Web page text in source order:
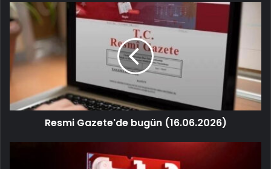
Resmi Gazete'de bugün (16.06.2026)